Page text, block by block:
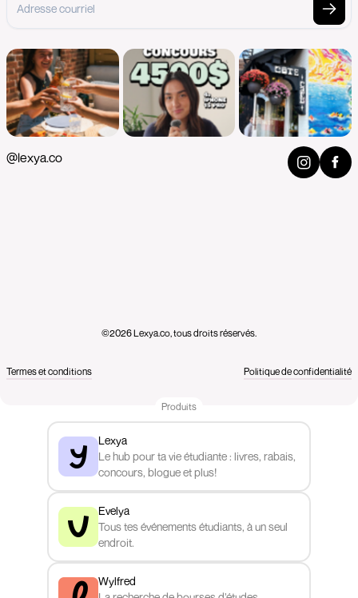
@lexya.co
©2026 Lexya.co, tous droits réservés.
Termes et conditions Politique de confidentialité
Produits
Lexya
Le hub pour ta vie étudiante : livres, rabais,
concours, blogue et plus!
Evelya
Tous tes événements étudiants, à un seul
endroit.
Wylfred